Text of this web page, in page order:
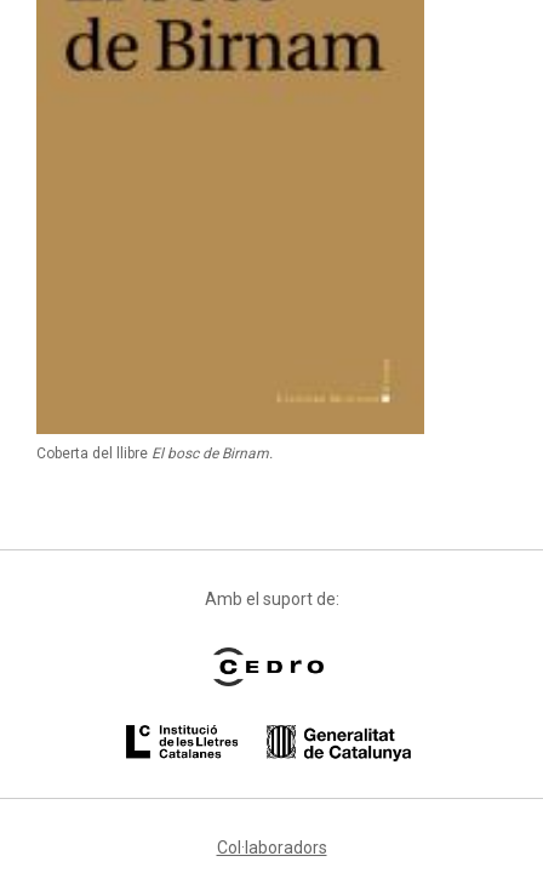
Coberta del llibre El bosc de Birnam.
Amb el suport de:
Col·laboradors